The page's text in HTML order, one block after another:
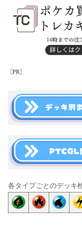
各タイプごとのデッキ